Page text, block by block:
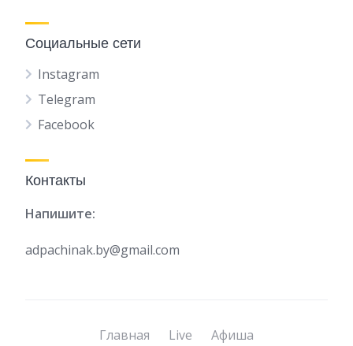
Социальные сети
Instagram
Telegram
Facebook
Контакты
Напишите:
adpachinak.by@gmail.com
Главная Live Афиша